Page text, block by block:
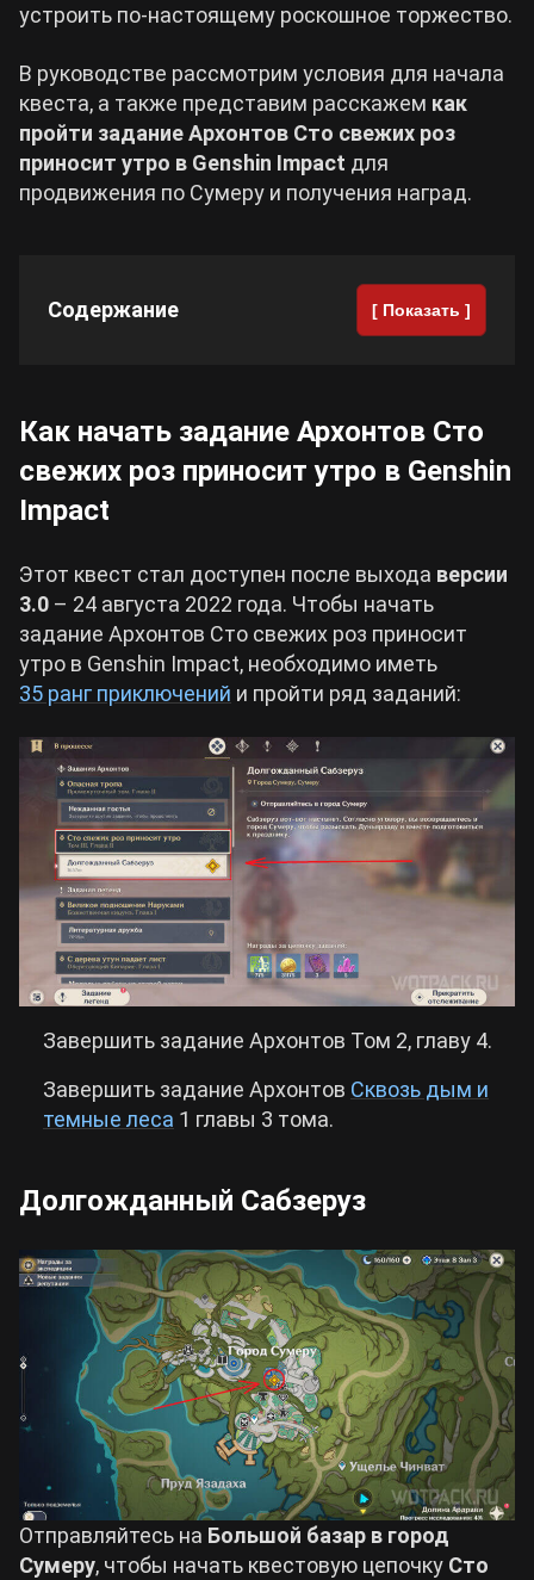
Все игры
устроить по-настоящему роскошное торжество.
В руководстве рассмотрим условия для начала
квеста, а также представим расскажем как
пройти задание Архонтов Сто свежих роз
приносит утро в Genshin Impact для
продвижения по Сумеру и получения наград.
Содержание [ Показать ]
Как начать задание Архонтов Сто
свежих роз приносит утро в Genshin
Impact
Этот квест стал доступен после выхода версии
3.0 – 24 августа 2022 года. Чтобы начать
задание Архонтов Сто свежих роз приносит
утро в Genshin Impact, необходимо иметь
35 ранг приключений и пройти ряд заданий:
Завершить задание Архонтов Том 2, главу 4.
Завершить задание Архонтов Сквозь дым и
темные леса 1 главы 3 тома.
Долгожданный Сабзеруз
Отправляйтесь на Большой базар в город
Сумеру, чтобы начать квестовую цепочку Сто